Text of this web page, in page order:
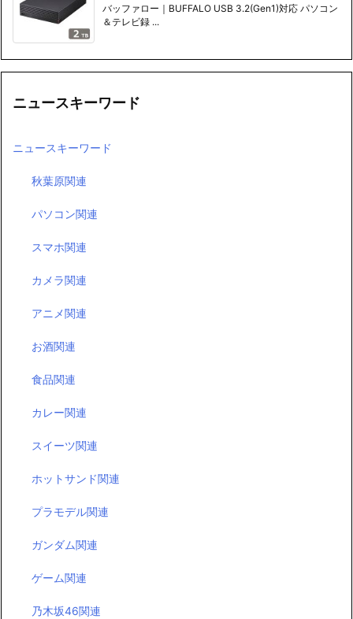
バッファロー｜BUFFALO USB 3.2(Gen1)対応 パソコン
＆テレビ録 ...
ニュースキーワード
ニュースキーワード
秋葉原関連
パソコン関連
スマホ関連
カメラ関連
アニメ関連
お酒関連
食品関連
カレー関連
スイーツ関連
ホットサンド関連
プラモデル関連
ガンダム関連
ゲーム関連
乃木坂46関連